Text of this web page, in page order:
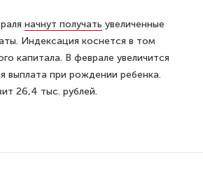
начнут получать увеличенные
Индексация коснется в том
капитала. В феврале увеличится
выплата при рождении ребенка.
26,4 тыс. рублей.